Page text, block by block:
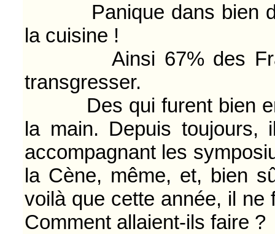
Panique dans bien
la cuisine !
Ainsi 67% des
transgresser.
Des qui furent bien
la main. Depuis
accompagnant les
la Cène, même, et, bien
voilà que cette année, il
Comment allaient-ils faire ?